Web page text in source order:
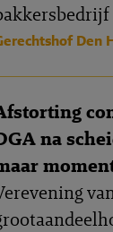
Den
na